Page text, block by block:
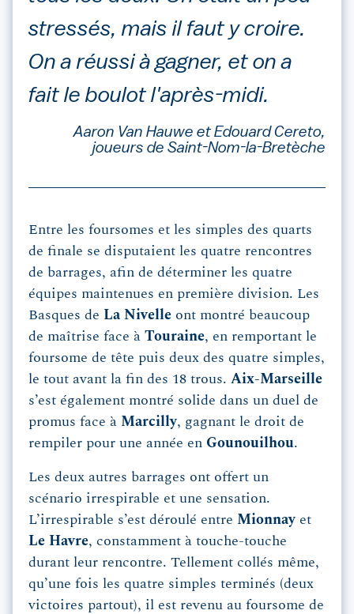
stressés, mais il faut y croire.
On a réussi à gagner, et on a
fait le boulot l'après-midi.
Aaron Van Hauwe et Edouard Cereto,
joueurs de Saint-Nom-la-Bretèche
Entre les foursomes et les simples des quarts
de finale se disputaient les quatre rencontres
de barrages, afin de déterminer les quatre
équipes maintenues en première division. Les
Basques de La Nivelle ont montré beaucoup
de maîtrise face à Touraine, en remportant le
foursome de tête puis deux des quatre simples,
le tout avant la fin des 18 trous. Aix-Marseille
s’est également montré solide dans un duel de
promus face à Marcilly, gagnant le droit de
rempiler pour une année en Gounouilhou.
Les deux autres barrages ont offert un
scénario irrespirable et une sensation.
L’irrespirable s’est déroulé entre Mionnay et
Le Havre, constamment à touche-touche
durant leur rencontre. Tellement collés même,
qu’une fois les quatre simples terminés (deux
victoires partout), il est revenu au foursome de